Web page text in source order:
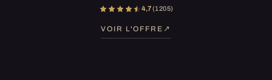
4,7(1 205)
VOIR L'OFFRE